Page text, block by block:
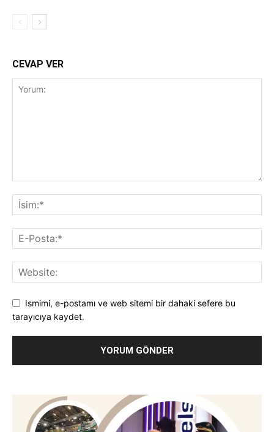
CEVAP VER
Ismimi, e-postamı ve web sitemi bir dahaki sefere bu
tarayıcıya kaydet.